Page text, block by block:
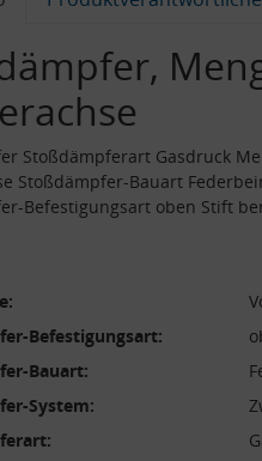
Stoßdämpferart Gasdruck
Stoßdämpfer-Bauart
Befestigungsart oben Stift
Befestigungsart:
Bauart:
System: